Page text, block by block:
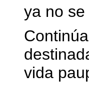
ya no se
vida